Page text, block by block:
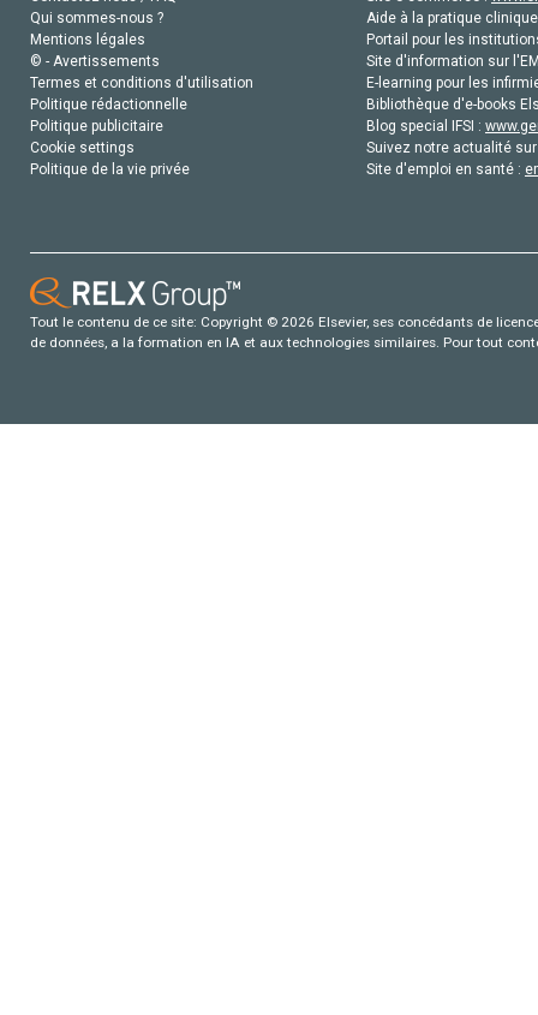
Qui sommes-nous ?
Mentions légales
© - Avertissements
Termes et conditions d'utilisation
Politique rédactionnelle
Politique publicitaire
Cookie settings
Politique de la vie privée
Aide à la pratique
Portail pour les
Site d'information sur
E-learning pour les
Bibliothèque d'e-books
Blog special IFSI :
Suivez notre actualité
Site d'emploi en santé :
Tout le contenu de ce site: Copyright © 2026 Elsevier, ses concédants de
de données, a la formation en IA et aux technologies similaires. Pour tout